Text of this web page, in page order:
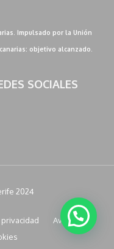
Impulsado por la Unión
objetivo alcanzado.
SOCIALES
2024
Aviso legal